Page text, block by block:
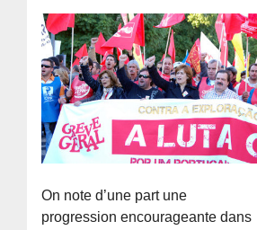
On note d’une part une
progression encourageante dans